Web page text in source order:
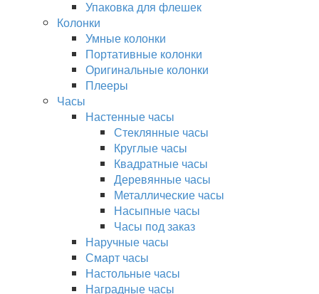
Упаковка для флешек
Колонки
Умные колонки
Портативные колонки
Оригинальные колонки
Плееры
Часы
Настенные часы
Стеклянные часы
Круглые часы
Квадратные часы
Деревянные часы
Металлические часы
Насыпные часы
Часы под заказ
Наручные часы
Смарт часы
Настольные часы
Наградные часы